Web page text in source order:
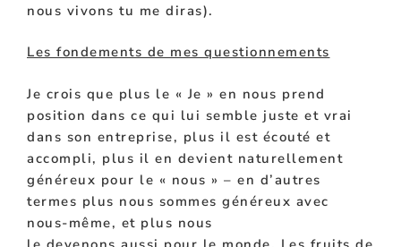
nous vivons tu me diras).
Les fondements de mes questionnements
Je crois que plus le « Je » en nous prend
position dans ce qui lui semble juste et vrai
dans son entreprise, plus il est écouté et
accompli, plus il en devient naturellement
généreux pour le « nous » – en d’autres
termes plus nous sommes généreux avec
nous-même, et plus nous